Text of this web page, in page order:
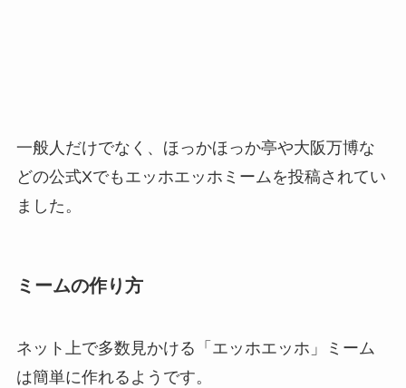
一般人だけでなく、ほっかほっか亭や大阪万博な
どの公式Xでもエッホエッホミームを投稿されてい
ました。
ミームの作り方
ネット上で多数見かける「エッホエッホ」ミーム
は簡単に作れるようです。